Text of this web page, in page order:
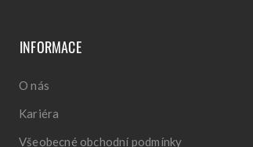
INFORMACE
O nás
Kariéra
Všeobecné obchodní podmínky